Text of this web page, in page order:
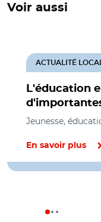
Voir aussi
L'éducation
ACTUALITÉ
Jeunesse,
En savoir plus